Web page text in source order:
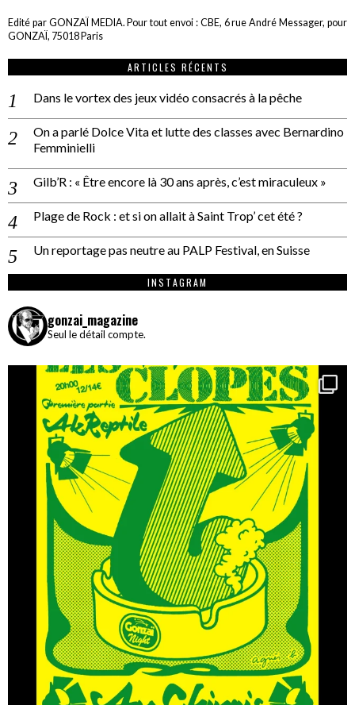
Edité par GONZAÏ MEDIA. Pour tout envoi : CBE, 6 rue André Messager, pour
GONZAÏ, 75018 Paris
ARTICLES RÉCENTS
Dans le vortex des jeux vidéo consacrés à la pêche
On a parlé Dolce Vita et lutte des classes avec Bernardino
Femminielli
Gilb’R : « Être encore là 30 ans après, c’est miraculeux »
Plage de Rock : et si on allait à Saint Trop’ cet été ?
Un reportage pas neutre au PALP Festival, en Suisse
INSTAGRAM
gonzai_magazine
Seul le détail compte.